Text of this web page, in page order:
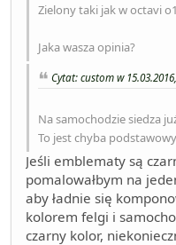
Zielony taki jak w octavi
Jaka wasza opinia?
Cytat: custom w
Na samochodzie siedza
To jest chyba
Jeśli emblematy są
pomalowałbym na
aby ładnie się
kolorem felgi i
czarny kolor,